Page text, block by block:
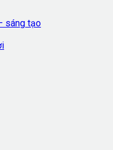
sáng tạo